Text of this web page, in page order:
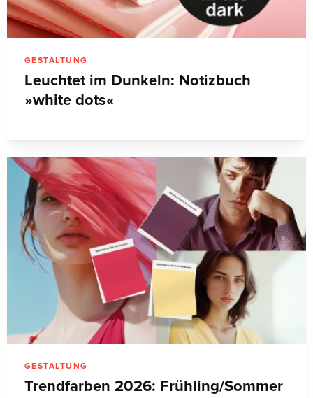
GESTALTUNG
Leuchtet im Dunkeln: Notizbuch
»white dots«
GESTALTUNG
Trendfarben 2026: Frühling/Sommer